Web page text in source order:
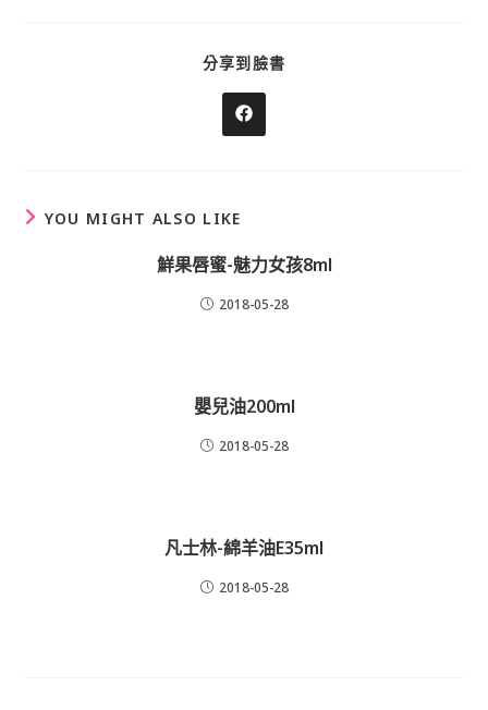
分享到臉書
Opens
in
YOU MIGHT ALSO LIKE
鮮果唇蜜-魅力女孩8ml
2018-05-28
嬰兒油200ml
2018-05-28
凡士林-綿羊油E35ml
2018-05-28